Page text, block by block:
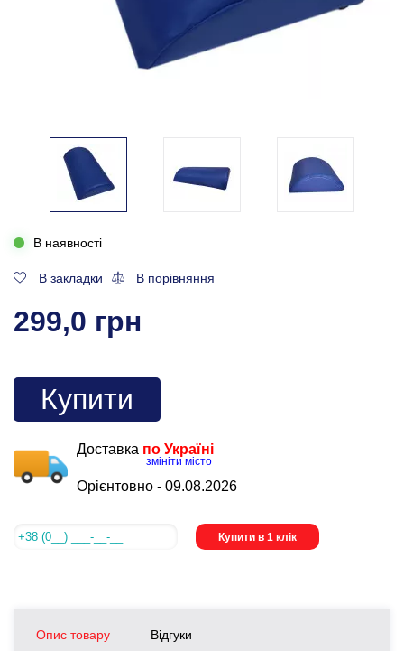
В наявності
В закладки В порівняння
299,0 грн
Купити
Доставка по Україні
змініти місто
Орієнтовно - 09.08.2026
Купити в 1 клік
Опис товару Відгуки